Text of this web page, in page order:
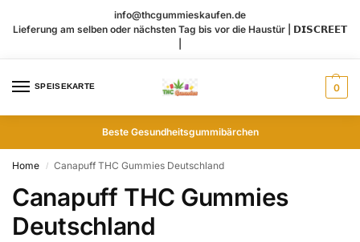
info@thcgummieskaufen.de
Lieferung am selben oder nächsten Tag bis vor die Haustür | 𝗗𝗜𝗦𝗖𝗥𝗘𝗘𝗧
SPEISEKARTE 0
Beste Gesundheitsgummibärchen
Home / Canapuff THC Gummies​ Deutschland
Canapuff THC Gummies​
Deutschland